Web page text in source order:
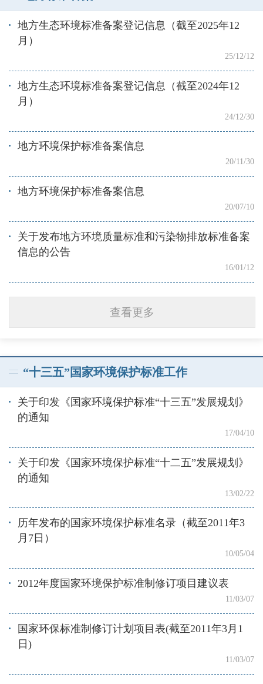
地方生态环境标准备案登记信息（截至2025年12
月）
25/12/12
地方生态环境标准备案登记信息（截至2024年12
月）
24/12/30
地方环境保护标准备案信息
20/11/30
地方环境保护标准备案信息
20/07/10
关于发布地方环境质量标准和污染物排放标准备案
信息的公告
16/01/12
查看更多
“十三五”国家环境保护标准工作
关于印发《国家环境保护标准“十三五”发展规划》
的通知
17/04/10
关于印发《国家环境保护标准“十二五”发展规划》
的通知
13/02/22
历年发布的国家环境保护标准名录（截至2011年3
月7日）
10/05/04
2012年度国家环境保护标准制修订项目建议表
11/03/07
国家环保标准制修订计划项目表(截至2011年3月1
日)
11/03/07